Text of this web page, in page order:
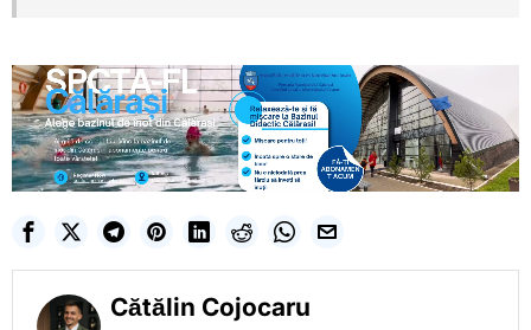
Cătălin Cojocaru